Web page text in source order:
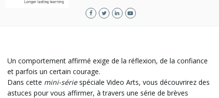
Un comportement affirmé exige de la réflexion, de la confiance
et parfois un certain courage.
Dans cette mini-sériespéciale Video Arts, vous découvrirez des
astuces pour vous affirmer, à travers une série de brèves